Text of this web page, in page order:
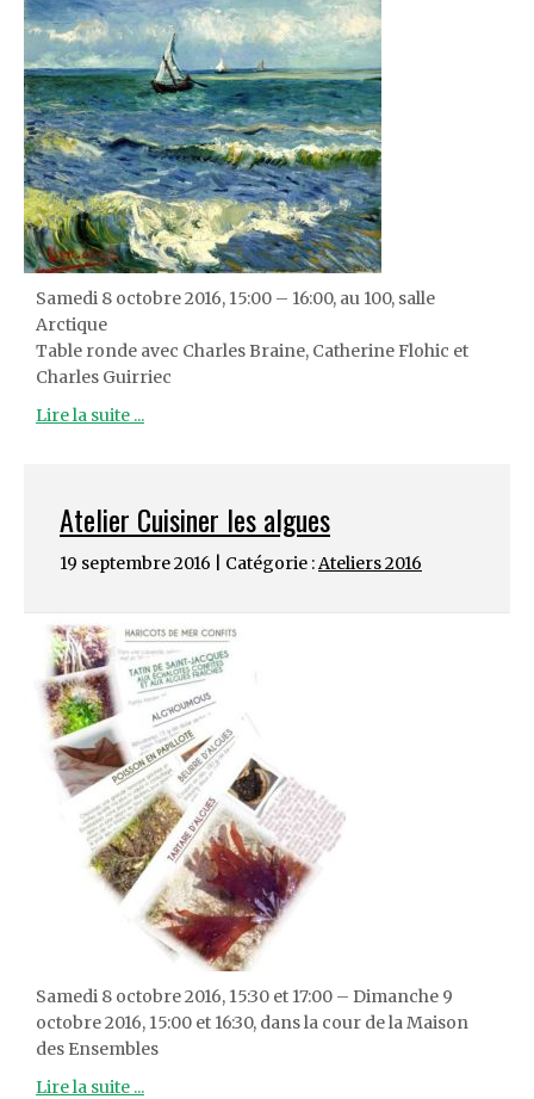
Samedi 8 octobre 2016, 15:00 – 16:00, au 100, salle
Arctique
Table ronde avec Charles Braine, Catherine Flohic et
Charles Guirriec
Lire la suite ...
Atelier Cuisiner les algues
19 septembre 2016 | Catégorie :Ateliers 2016
Samedi 8 octobre 2016, 15:30 et 17:00 – Dimanche 9
octobre 2016, 15:00 et 16:30, dans la cour de la Maison
des Ensembles
Lire la suite ...